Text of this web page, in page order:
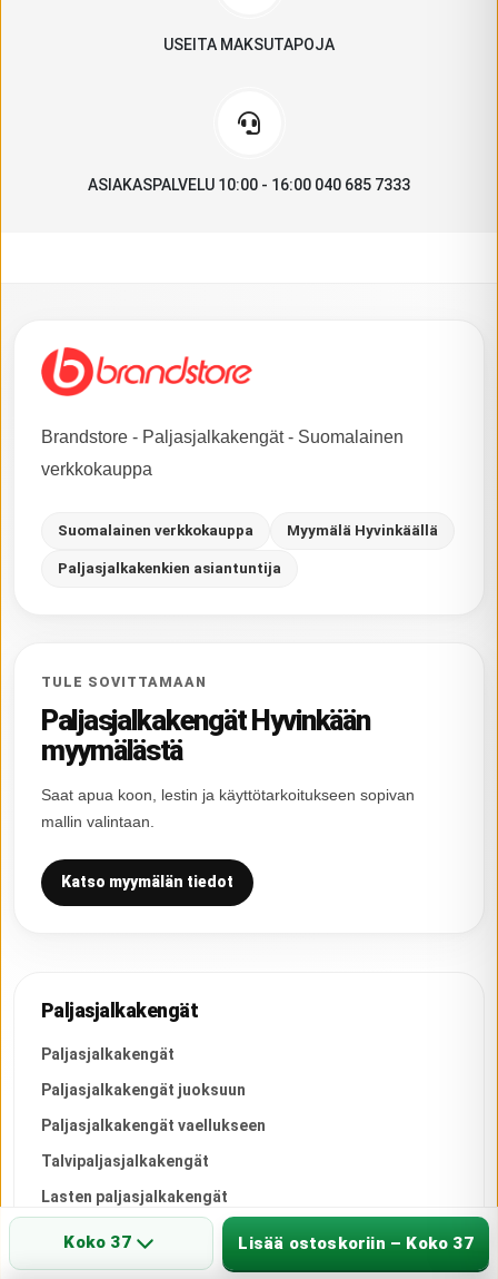
Koko 37 Lisää ostoskoriin – Koko 37
USEITA MAKSUTAPOJA
ASIAKASPALVELU 10:00 - 16:00 040 685 7333
Brandstore - Paljasjalkakengät - Suomalainen
verkkokauppa
Suomalainen verkkokauppa Myymälä Hyvinkäällä
Paljasjalkakenkien asiantuntija
TULE SOVITTAMAAN
Paljasjalkakengät Hyvinkään
myymälästä
Saat apua koon, lestin ja käyttötarkoitukseen sopivan
mallin valintaan.
Katso myymälän tiedot
Paljasjalkakengät
Paljasjalkakengät
Paljasjalkakengät juoksuun
Paljasjalkakengät vaellukseen
Talvipaljasjalkakengät
Lasten paljasjalkakengät